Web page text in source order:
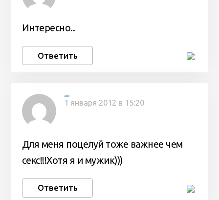
Интересно..
Ответить
Alex
1 января 2012 в 15:20
Для меня поцелуй тоже важнее чем
секс!!!Хотя я и мужик)))
Ответить